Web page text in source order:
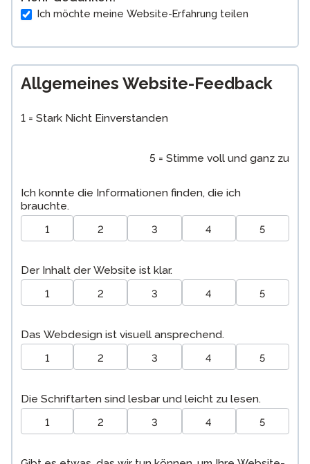
Ich möchte meine Website-Erfahrung teilen
Allgemeines Website-Feedback
1 = Stark Nicht Einverstanden
5 = Stimme voll und ganz zu
Ich konnte die Informationen finden, die ich
brauchte.
1 2 3 4 5
Der Inhalt der Website ist klar.
1 2 3 4 5
Das Webdesign ist visuell ansprechend.
1 2 3 4 5
Die Schriftarten sind lesbar und leicht zu lesen.
1 2 3 4 5